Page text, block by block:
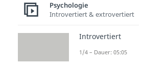
Soziale
Zone
Psychologie
Introvertiert & extrovertiert
Introvertiert
1/4 – Dauer: 05:05